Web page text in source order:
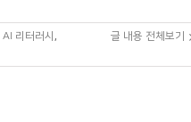
AI 리터러시 ,
글 내용 전체보기